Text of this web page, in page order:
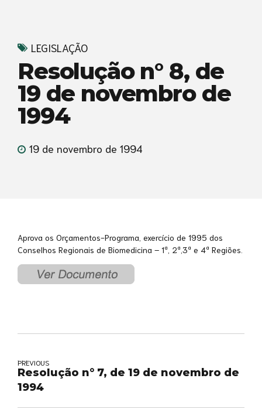
LEGISLAÇÃO
Resolução n° 8, de
19 de novembro de
1994
19 de novembro de 1994
Aprova os Orçamentos-Programa, exercício de 1995 dos
Conselhos Regionais de Biomedicina – 1ª, 2ª,3ª e 4ª Regiões.
PREVIOUS
Resolução n° 7, de 19 de novembro de
1994